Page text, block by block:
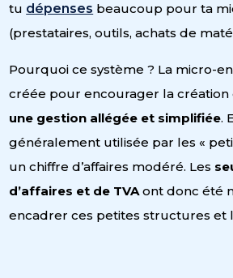
tu dépenses beaucoup pour ta
(prestataires, outils, achats de
Pourquoi ce système ? La micro-
créée pour encourager la création
une gestion allégée et simplifiée.
généralement utilisée par les «
un chiffre d’affaires modéré. Les
d’affaires et de TVAont donc été
encadrer ces petites structures et